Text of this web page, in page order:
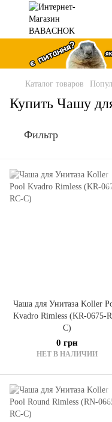
Каталог товаров
Купить Чашу
Фильтр
Чаша для Унитаза Koller
Kvadro Rimless (KR-0675-
C)
0 грн
НЕТ В НАЛИЧИИ